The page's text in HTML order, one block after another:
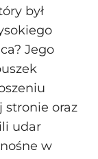
był
Jego
stronie oraz
udar
w